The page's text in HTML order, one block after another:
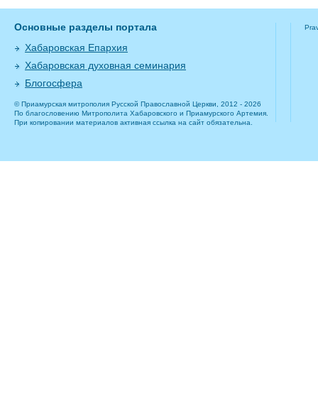
Основные разделы портала
Хабаровская Епархия
Хабаровская духовная семинария
Блогосфера
© Приамурская митрополия Русской Православной Церкви, 2012 - 2026
По благословению Митрополита Хабаровского и Приамурского Артемия.
При копировании материалов активная ссылка на сайт обязательна.